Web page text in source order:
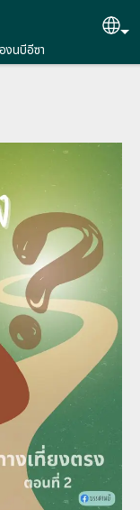
งนบีอีซา